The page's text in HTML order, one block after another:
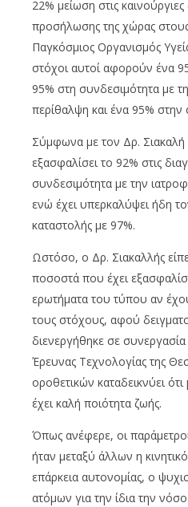
22% μείωση στις
προσήλωσης της χώρας
Παγκόσμιος Οργανισμός
στόχοι αυτοί αφορούν ένα
95% στη συνδεσιμότητα με
περίθαλψη και ένα 95%
Σύμφωνα με τον Δρ. Σιακαλή
εξασφαλίσει το 92% στις
συνδεσιμότητα με την
ενώ έχει υπερκαλύψει ήδη
καταστολής με 97%.
Ωστόσο, ο Δρ. Σιακαλλής
ποσοστά που έχει
ερωτήματα του τύπου αν
τους στόχους, αφού
διενεργήθηκε σε
Έρευνας Τεχνολογίας της
οροθετικών καταδεικνύει
έχει καλή ποιότητα ζωής.
Όπως ανέφερε, οι
ήταν μεταξύ άλλων η
επάρκεια αυτονομίας, ο
ατόμων για την ίδια την